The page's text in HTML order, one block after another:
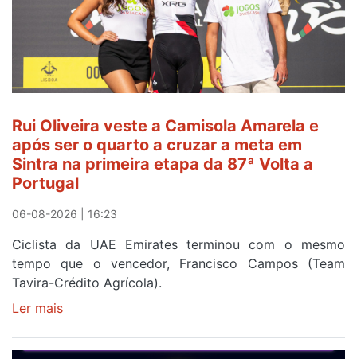
Camisola
Amarela
ao
da
etapa
da
Volta
a
Portugal
Rui Oliveira veste a Camisola Amarela e
após ser o quarto a cruzar a meta em
Sintra na primeira etapa da 87ª Volta a
Portugal
06-08-2026 | 16:23
Ciclista da UAE Emirates terminou com o mesmo
tempo que o vencedor, Francisco Campos (Team
Tavira-Crédito Agrícola).
Ler mais